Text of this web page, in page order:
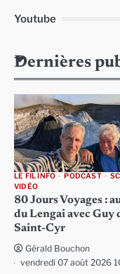
Youtube
Dernières
LE FIL INFO PODCAST
VIDÉO
80 Jours Voyages :
du Lengai avec Guy
Saint-Cyr
Gérald Bouchon
vendredi 07 août 2026